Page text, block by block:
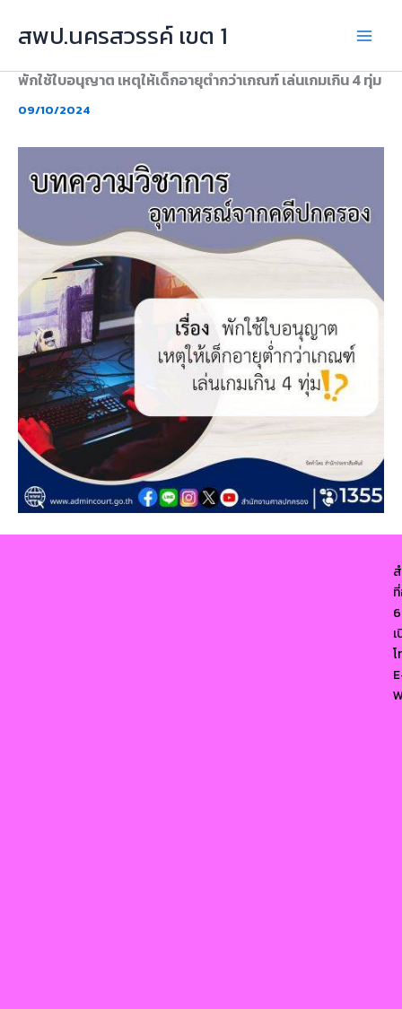
สพป.นครสวรรค์ เขต 1
พักใช้ใบอนุญาต เหตุให้เด็กอายุต่ำกว่าเกณฑ์ เล่นเกมเกิน 4 ทุ่ม
09/10/2024